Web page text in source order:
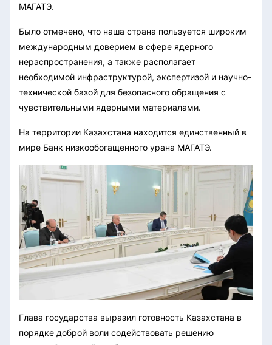
МАГАТЭ.
Было отмечено, что наша страна пользуется широким
международным доверием в сфере ядерного
нераспространения, а также располагает
необходимой инфраструктурой, экспертизой и научно-
технической базой для безопасного обращения с
чувствительными ядерными материалами.
На территории Казахстана находится единственный в
мире Банк низкообогащенного урана МАГАТЭ.
Глава государства выразил готовность Казахстана в
порядке доброй воли содействовать решению